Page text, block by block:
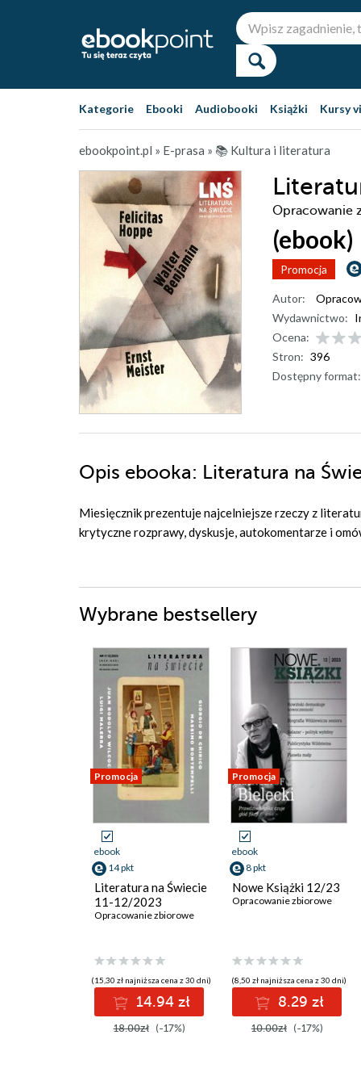
Kategorie Ebooki Audiobooki Książki Kursy
ebookpoint.pl » E-prasa » 📚 Kultura i literatura
Opracowanie
(ebook)
Promocja
Autor:
Wydawnictwo:
Ocena:
Stron: 396
Dostępny format:
Opis ebooka: Literatura na
Miesięcznik prezentuje najcelniejsze rzeczy z
krytyczne rozprawy, dyskusje, autokomentarze i
Wybrane bestsellery
Promocja
ebook
14 pkt
Literatura na Świecie
11-12/2023
Opracowanie zbiorowe
(15,30 zł najniższa cena z 30 dni)
14.94 zł
18.00zł (-17%)
Promocja
ebook
8 pkt
Nowe Książki 12/23
Opracowanie zbiorowe
(8,50 zł najniższa cena z 30 dni)
8.29 zł
10.00zł (-17%)